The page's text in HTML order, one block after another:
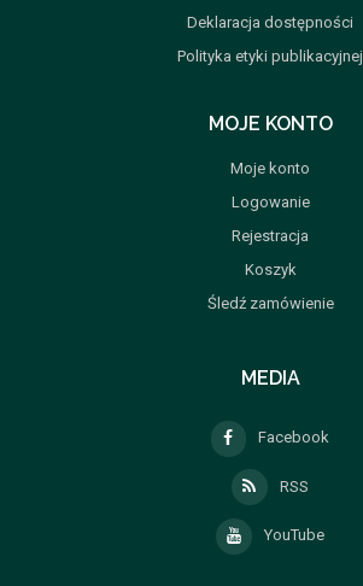
Deklaracja dostępności
Polityka etyki publikacyjnej
MOJE KONTO
Moje konto
Logowanie
Rejestracja
Koszyk
Śledź zamówienie
MEDIA
Facebook
RSS
YouTube